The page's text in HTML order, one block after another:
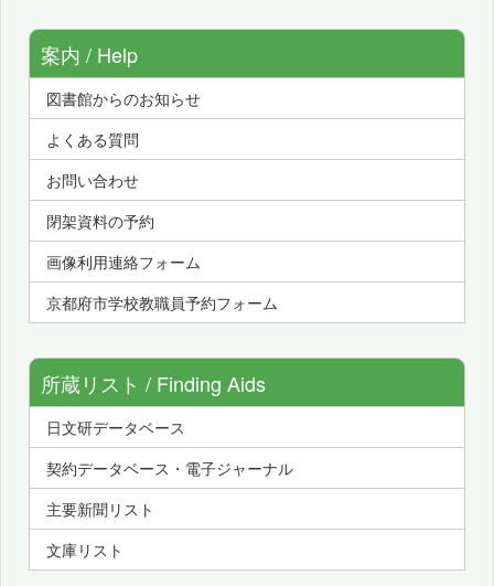
案内 / Help
図書館からのお知らせ
よくある質問
お問い合わせ
閉架資料の予約
画像利用連絡フォーム
京都府市学校教職員予約フォーム
所蔵リスト / Finding Aids
日文研データベース
契約データベース・電子ジャーナル
主要新聞リスト
文庫リスト